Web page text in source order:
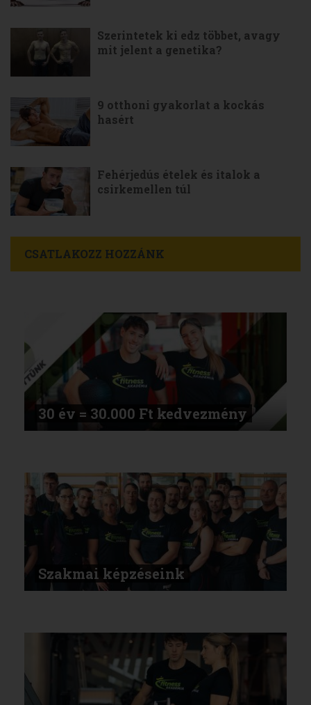
Szerintetek ki edz többet, avagy
mit jelent a genetika?
9 otthoni gyakorlat a kockás
hasért
Fehérjedús ételek és italok a
csirkemellen túl
CSATLAKOZZ HOZZÁNK
30 év = 30.000 Ft kedvezmény
Szakmai képzéseink